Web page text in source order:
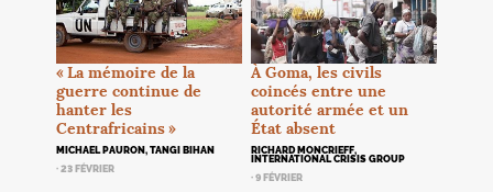
«La mémoire de la
guerre continue de
hanter les
Centrafricains»
MICHAEL PAURON, TANGI BIHAN
· 23 FÉVRIER
À Goma, les civils
coincés entre une
autorité armée et un
État absent
RICHARD MONCRIEFF,
INTERNATIONAL CRISIS GROUP
· 9 FÉVRIER